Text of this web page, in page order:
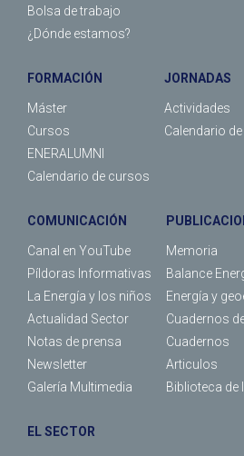
Bolsa de trabajo
¿Dónde estamos?
FORMACIÓN
Máster
Cursos
ENERALUMNI
Calendario de cursos
JORNADAS
Actividades
Calendario
COMUNICACIÓN
Canal en YouTube
Píldoras Informativas
La Energía y los niños
Actualidad Sector
Notas de prensa
Newsletter
Galería Multimedia
Memoria
Balance
Energía y
Cuadernos
Cuadernos
Articulos
Biblioteca de
EL SECTOR